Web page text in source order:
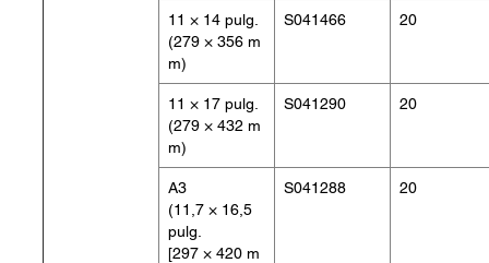
11 × 14 pulg.
(279 × 356 m
m)
S041466 20
11 × 17 pulg.
(279 × 432 m
m)
S041290 20
A3
(11,7 × 16,5
pulg.
[297 × 420 m
S041288 20